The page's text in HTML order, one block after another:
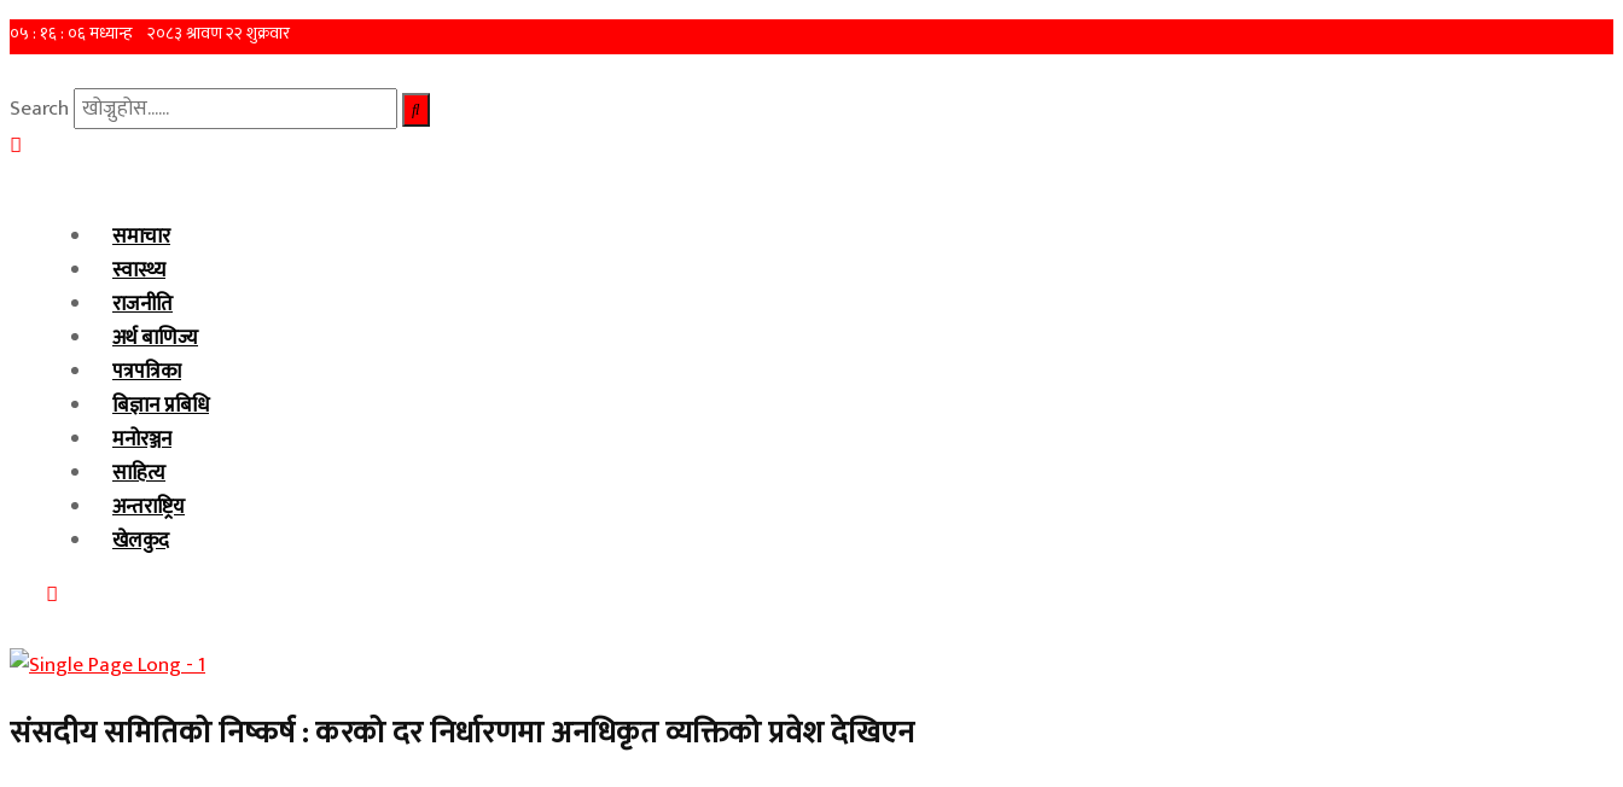
Search
समाचार
स्वास्थ्य
राजनीति
अर्थ बाणिज्य
पत्रपत्रिका
बिज्ञान प्रबिधि
मनोरञ्जन
साहित्य
अन्तराष्ट्रिय
खेलकुद
संसदीय समितिको निष्कर्ष : करको दर निर्धारणमा अनधिकृत व्यक्तिको प्रवेश देखिएन